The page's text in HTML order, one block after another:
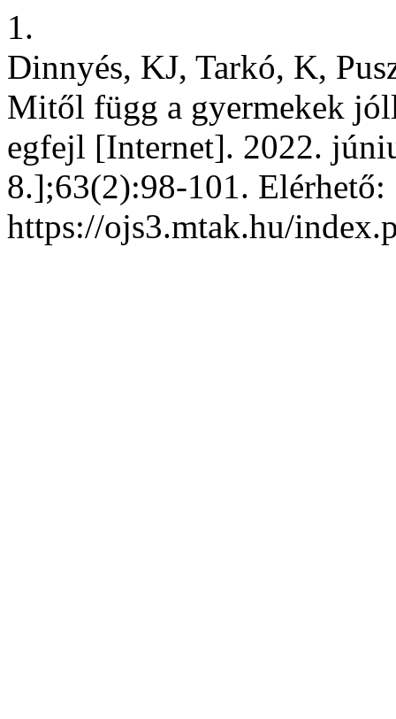
1.
Dinnyés, KJ, Tarkó, K,
Mitől függ a gyermekek
egfejl [Internet]. 2022.
8.];63(2):98-101. Elérhető:
https://ojs3.mtak.hu/